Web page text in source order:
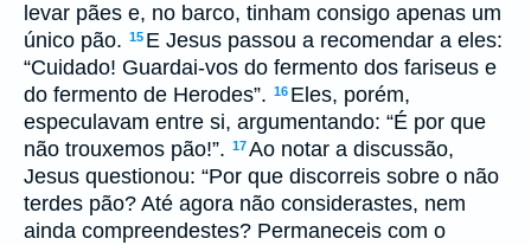
levar pães e, no barco, tinham consigo apenas um
único pão. 15 E Jesus passou a recomendar a eles:
“Cuidado! Guardai-vos do fermento dos fariseus e
do fermento de Herodes”. 16 Eles, porém,
especulavam entre si, argumentando: “É por que
não trouxemos pão!”. 17Ao notar a discussão,
Jesus questionou: “Por que discorreis sobre o não
terdes pão? Até agora não considerastes, nem
ainda compreendestes? Permaneceis com o